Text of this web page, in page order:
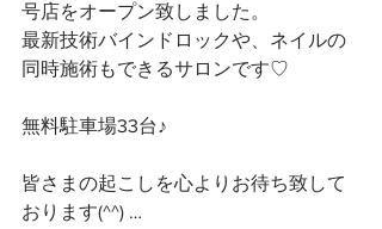
号店をオープン致しました。
最新技術バインドロックや、ネイルの
同時施術もできるサロンです♡
無料駐車場33台♪
皆さまの起こしを心よりお待ち致して
おります(^^) …